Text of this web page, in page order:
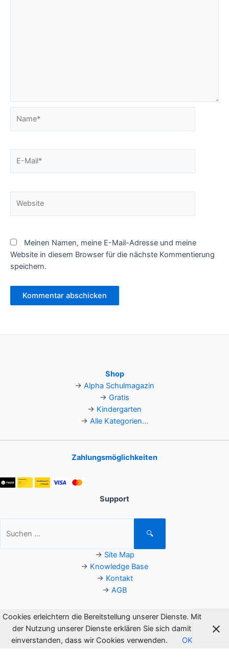
Mail*
Meinen Namen, meine E-Mail-Adresse und meine
Website in diesem Browser für die nächste Kommentierung
speichern.
Shop
→ Alpha Schulmagazin
→ Gratis
→ Kindergarten
→ Alle Kategorien...
Zahlungsmöglichkeiten
Support
nach:
🔍
→ Site Map
→ Knowledge Base
→ Kontakt
→ AGB
Copyright © 2026 Flagsoft. All rights reserved.
Cookies erleichtern die Bereitstellung unserer Dienste. Mit
der Nutzung unserer Dienste erklären Sie sich damit
einverstanden, dass wir Cookies verwenden.
OK